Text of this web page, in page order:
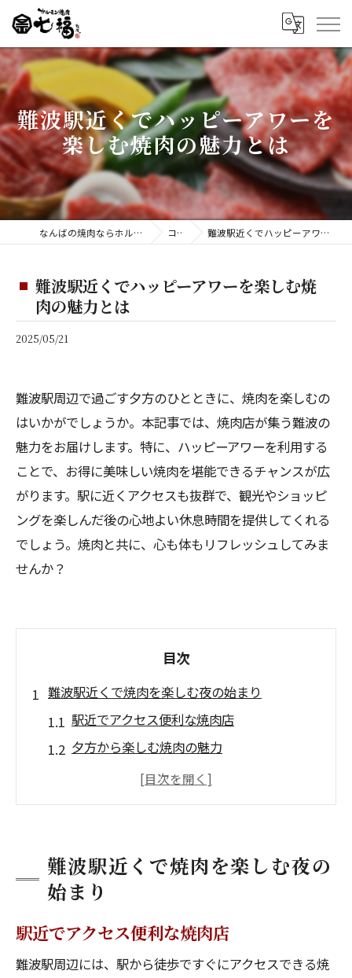
難波駅近くでハッピーアワーを
楽しむ焼肉の魅力とは
なんばの焼肉ならホルモン焼肉 七福 難波店 コラム 難波駅近くでハッピーアワーを楽しむ焼肉の魅力とは
難波駅近くでハッピーアワーを楽しむ焼
肉の魅力とは
2025/05/21
難波駅周辺で過ごす夕方のひとときに、焼肉を楽しむの
はいかがでしょうか。本記事では、焼肉店が集う難波の
魅力をお届けします。特に、ハッピーアワーを利用する
ことで、お得に美味しい焼肉を堪能できるチャンスが広
がります。駅に近くアクセスも抜群で、観光やショッピ
ングを楽しんだ後の心地よい休息時間を提供してくれる
でしょう。焼肉と共に、心も体もリフレッシュしてみま
せんか？
目次
難波駅近くで焼肉を楽しむ夜の始まり
駅近でアクセス便利な焼肉店
夕方から楽しむ焼肉の魅力
難波で見つける焼肉の名店
焼肉で始める理想の夜の過ごし方
難波駅周辺のお勧め焼肉店
ハッピーアワーでお得に焼肉を満喫する方法
コストパフォーマンス抜群の焼肉体験
ハッピーアワーの活用テクニック
難波駅近くで焼肉を楽しむ夜の
始まり
駅近でアクセス便利な焼肉店
難波駅周辺には、駅から徒歩ですぐにアクセスできる焼